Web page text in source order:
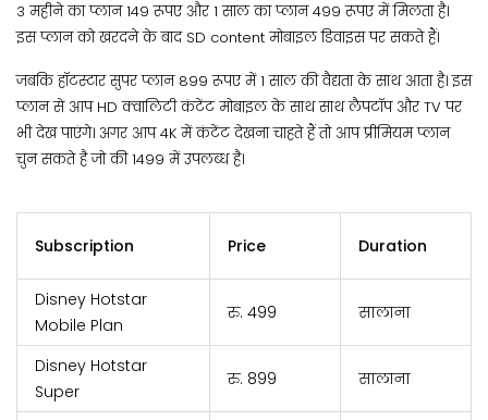
3 महीने का प्लान 149 रूपए और 1 साल का प्लान 499 रूपए में मिलता है।
इस प्लान को खरदने के बाद SD content मोबाइल डिवाइस पर सकते हैं।
जबकि हॉटस्टार सुपर प्लान 899 रूपए में 1 साल की वैद्यता के साथ आता है। इस
प्लान से आप HD क्वालिटी कंटेंट मोबाइल के साथ साथ लैपटॉप और TV पर
भी देख पाएंगे। अगर आप 4K में कंटेंट देखना चाहते हैं तो आप प्रीमियम प्लान
चुन सकते है जो की 1499 में उपलब्ध है।
Subscription Price Duration
Disney Hotstar
Mobile Plan
रु. 499 सालाना
Disney Hotstar
Super
रु. 899 सालाना